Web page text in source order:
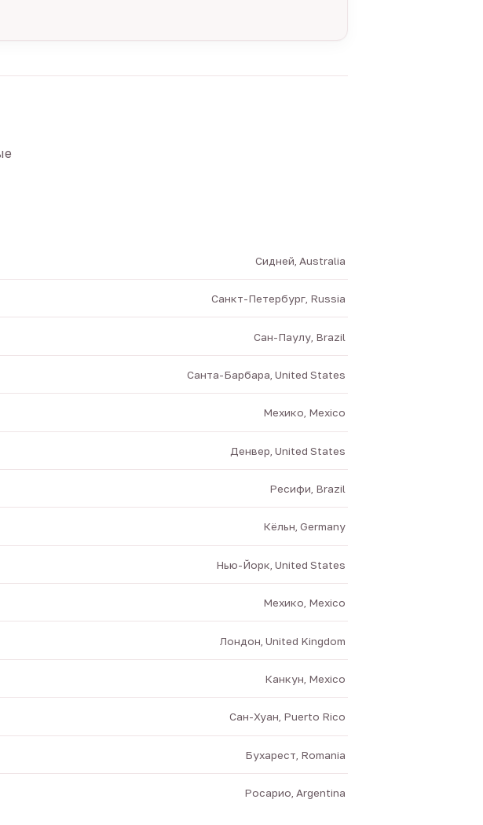
Сидней, Australia
Санкт-Петербург, Russia
Сан-Паулу, Brazil
Санта-Барбара, United States
Мехико, Mexico
Денвер, United States
Ресифи, Brazil
Кёльн, Germany
Нью-Йорк, United States
Мехико, Mexico
Лондон, United Kingdom
Канкун, Mexico
Сан-Хуан, Puerto Rico
Бухарест, Romania
Росарио, Argentina